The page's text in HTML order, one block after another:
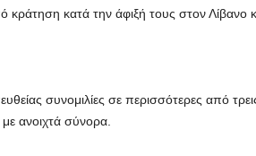
κράτηση κατά την άφιξή τους στον Λίβανο
συνομιλίες σε περισσότερες από
με ανοιχτά σύνορα.